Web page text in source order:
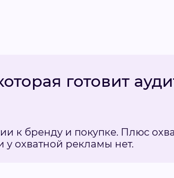
готовит
к бренду и покупке. Плюс
у охватной рекламы нет.